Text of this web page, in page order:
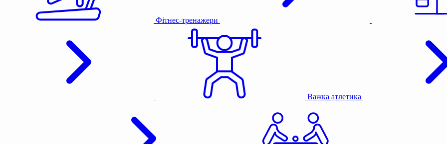
Фітнес-тренажери
Важка атлетика